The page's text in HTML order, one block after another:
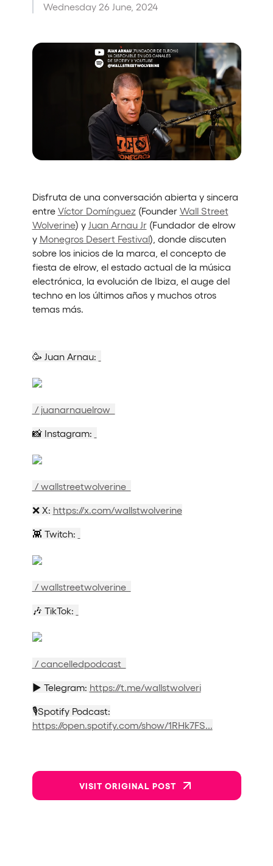
Who we are
Do you want to work with us?
Follow us on tiktok
Follow us on facebook
Follow us on instagram
Follow us on twitter
Follow us on linkedin
Follow us on youtube
Cookies Notice
Sustainability Policy
Wednesday 26 June, 2024
Disfruta de una conversación abierta y sincera
entre Víctor Domínguez(Founder Wall Street
Wolverine) y Juan Arnau Jr(Fundador de elrow
y Monegros Desert Festival), donde discuten
sobre los inicios de la marca, el concepto de
fiesta de elrow, el estado actual de la música
electrónica, la evolución de Ibiza, el auge del
techno en los últimos años y muchos otros
temas más.
🥳 Juan Arnau:
/ juanarnauelrow
📸 Instagram:
/ wallstreetwolverine
❌ X: https://x.com/wallstwolverine
👾 Twitch:
/ wallstreetwolverine
🎶 TikTok:
/ cancelledpodcast
▶️ Telegram: https://t.me/wallstwolveri
🎙️Spotify Podcast:
https://open.spotify.com/show/1RHk7FS...
VISIT ORIGINAL POST